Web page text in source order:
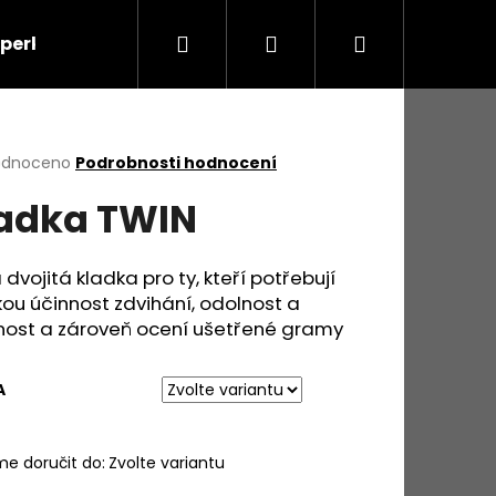
Výškové práce
Hledat PřihlášeníNákupní
Podrobnosti hodnocení
TWIN
dvojitá kladka pro ty, kteří potřebují
účinnost zdvihání, odolnost a
a zároveň ocení ušetřené gramy
doručit do: Zvolte variantu